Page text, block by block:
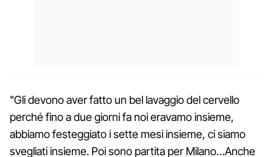
"Gli devono aver fatto un bel lavaggio del cervello
perché fino a due giorni fa noi eravamo insieme,
abbiamo festeggiato i sette mesi insieme, ci siamo
svegliati insieme. Poi sono partita per Milano…Anche